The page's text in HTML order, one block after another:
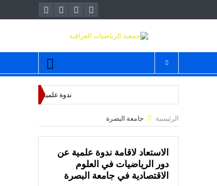
قائمة
ندوة علمية عن الرياضيات
احتفالية باليوم العالمي للرياضيات
الرئيسية جامعة البصرة
الاستعاد لاقامة ندوة علمية عن
دور الرياضيات في العلوم
الاقتصادية في جامعة البصرة